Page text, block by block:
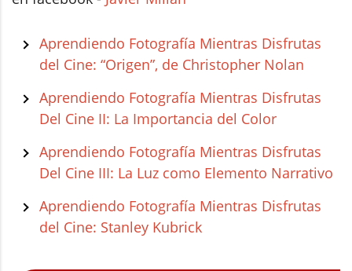
Aprendiendo Fotografía Mientras Disfrutas
del Cine: “Origen”, de Christopher Nolan
Aprendiendo Fotografía Mientras Disfrutas
Del Cine II: La Importancia del Color
Aprendiendo Fotografía Mientras Disfrutas
Del Cine III: La Luz como Elemento Narrativo
Aprendiendo Fotografía Mientras Disfrutas
del Cine: Stanley Kubrick